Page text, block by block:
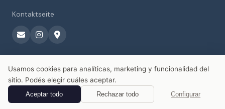
Kontaktseite
© 2026 Pet Cargo. Alle Rechte vorbehalten.
Usamos cookies para analíticas, marketing y funcionalidad del
sitio. Podés elegir cuáles aceptar.
Aceptar todo Rechazar todo Configurar